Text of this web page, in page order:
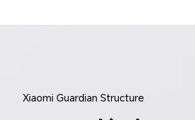
Xiaomi Guardian Structure